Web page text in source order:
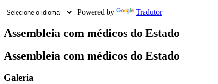
Powered by
Tradutor
Assembleia com médicos do Estado
Assembleia com médicos do Estado
Galeria